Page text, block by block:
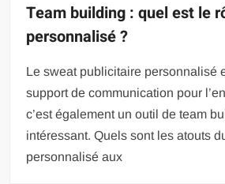
Team building : quel est le
personnalisé ?
Le sweat publicitaire personnalisé
support de communication pour
c’est également un outil de team
intéressant. Quels sont les atouts
personnalisé aux